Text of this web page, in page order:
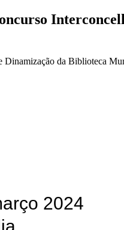
Dinamização da Biblioteca
2024